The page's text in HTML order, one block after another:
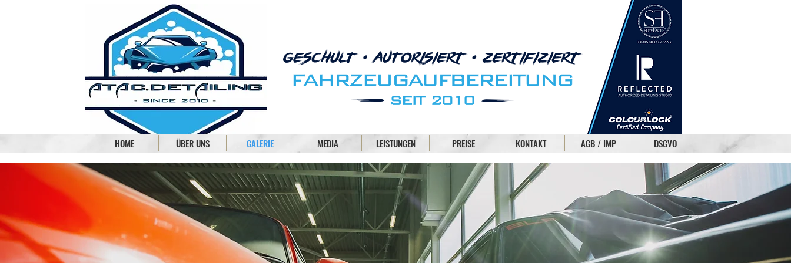
HOME ÜBER UNS GALERIE MEDIA LEISTUNGEN PREISE KONTAKT AGB / IMP DSGVO